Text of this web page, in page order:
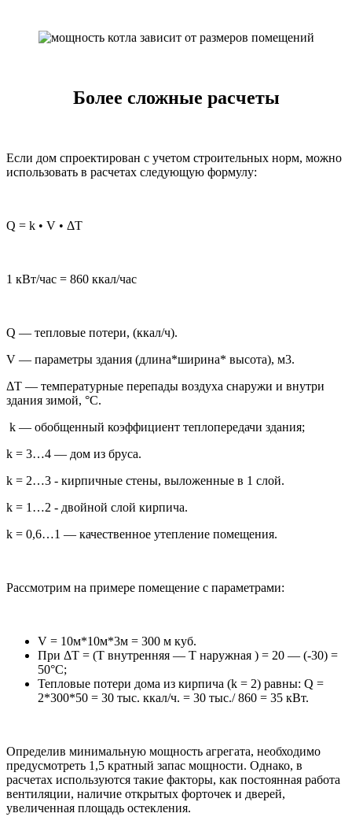
Более сложные расчеты
Если дом спроектирован с учетом строительных норм, можно
использовать в расчетах следующую формулу:
Q = k • V • ΔT
1 кВт/час = 860 ккал/час
Q — тепловые потери, (ккал/ч).
V — параметры здания (длина*ширина* высота), м3.
ΔT — температурные перепады воздуха снаружи и внутри
здания зимой, °С.
k — обобщенный коэффициент теплопередачи здания;
k = 3…4 — дом из бруса.
k = 2…3 - кирпичные стены, выложенные в 1 слой.
k = 1…2 - двойной слой кирпича.
k = 0,6…1 — качественное утепление помещения.
Рассмотрим на примере помещение с параметрами:
V = 10м*10м*3м = 300 м куб.
При ΔT = (Т внутренняя — Т наружная ) = 20 — (-30) =
50°С;
Тепловые потери дома из кирпича (k = 2) равны: Q =
2*300*50 = 30 тыс. ккал/ч. = 30 тыс./ 860 = 35 кВт.
Определив минимальную мощность агрегата, необходимо
предусмотреть 1,5 кратный запас мощности. Однако, в
расчетах используются такие факторы, как постоянная работа
вентиляции, наличие открытых форточек и дверей,
увеличенная площадь остекления.